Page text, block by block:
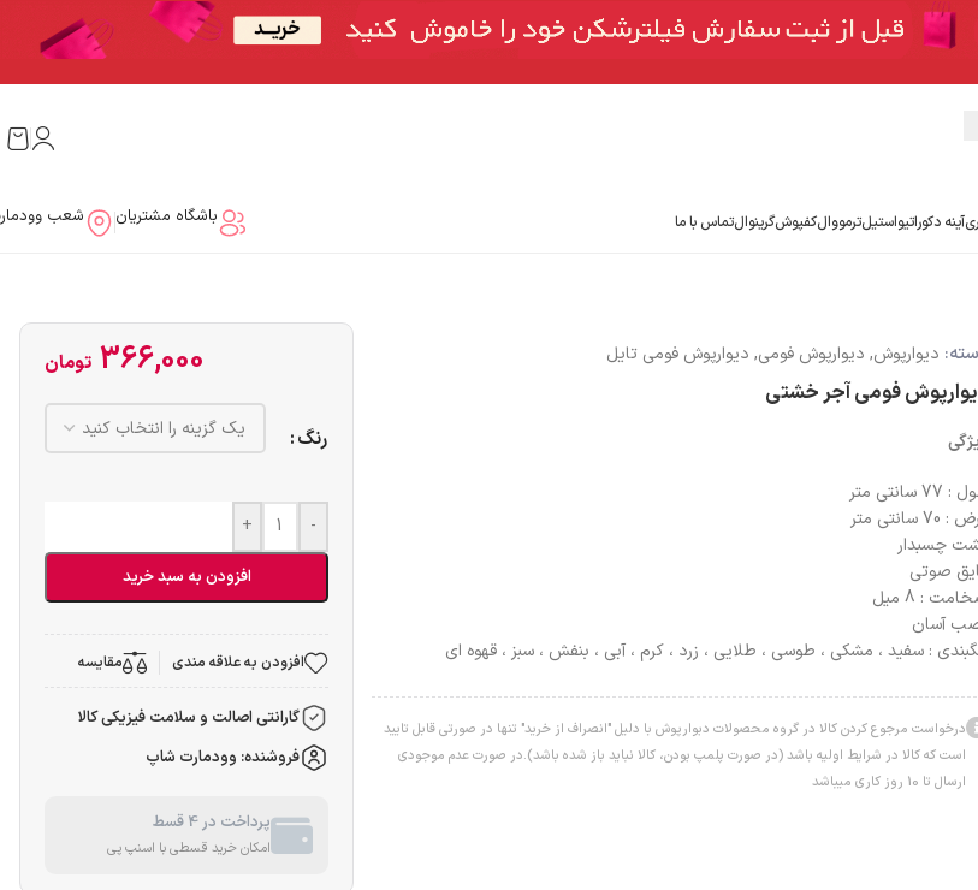
آینه دکوراتیواستیلترمووالکفپوشگرینوالتماس با ما باشگاه مشتریان شعب
دیوارپوش, دیوارپوش فومی, دیوارپوش فومی تایل
فومی آجر خشتی
سانتی متر
سانتی متر
چسبدار
صوتی
: 8 میل
آسان
: سفید ، مشکی ، طوسی ، طلایی ، زرد ، کرم ، آبی ، بنفش ، سبز ، قهوه ای
درخواست مرجوع کردن کالا در گروه محصولات دبوارپوش با دلیل "انصراف از خرید" تنها در صورتی قابل تایید
است که کالا در شرایط اولیه باشد (در صورت پلمپ بودن، کالا نباید باز شده باشد).در صورت عدم موجودی
ارسال تا 10 روز کاری میباشد
366,000 تومان
رنگ
-
+
افزودن به سبد خرید
افزودن به علاقه مندی مقایسه
گارانتی اصالت و سلامت فیزیکی کالا
فروشنده: وودمارت شاپ
پرداخت در 4 قسط
امکان خرید قسطی با اسنپ پی